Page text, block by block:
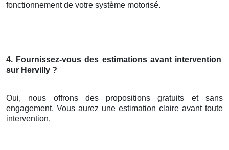
fonctionnement de votre système motorisé.
4. Fournissez-vous des estimations avant intervention
sur Hervilly ?
Oui, nous offrons des propositions gratuits et sans
engagement. Vous aurez une estimation claire avant toute
intervention.